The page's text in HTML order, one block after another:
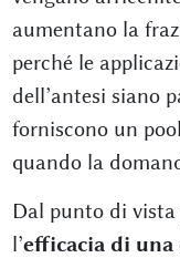
aumentano la
perché le
dell’antesi siano
forniscono un
quando la
Dal punto di
l’efficacia di